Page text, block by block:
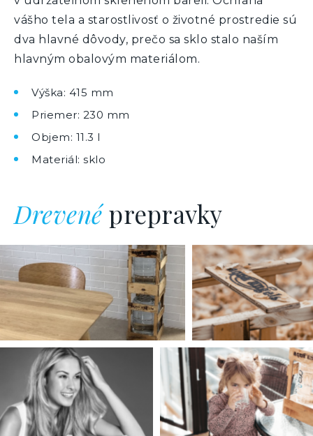
vášho tela a starostlivosť o životné prostredie sú
dva hlavné dôvody, prečo sa sklo stalo naším
hlavným obalovým materiálom.
Výška: 415 mm
Priemer: 230 mm
Objem: 11.3 l
Materiál: sklo
Drevenéprepravky